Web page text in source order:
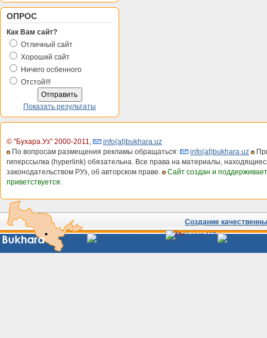
ОПРОС
Как Вам сайт?
Отличный сайт
Хороший сайт
Ничего осбенного
Отстой!!!
Показать результаты
© "Бухара.Уз" 2000-2011,
info(at)bukhara.uz
По вопросам размещения рекламы обращаться:
info(at)bukhara.uz
гиперссылка (hyperlink) обязательна. Все права на материалы,
законодательством РУз, об авторском праве.
Сайт создан и
приветствуется.
Создание
Сайты
Узбекистана